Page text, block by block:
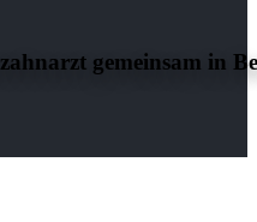
gemeinsam in